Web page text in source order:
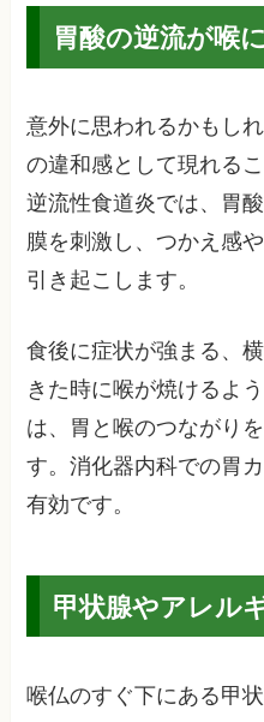
胃酸の逆流が喉
意外に思われるかもし
の違和感として現れる
逆流性食道炎では、胃
膜を刺激し、つかえ感
引き起こします。
食後に症状が強まる、
きた時に喉が焼けるよ
は、胃と喉のつながり
す。消化器内科での胃
有効です。
甲状腺やアレル
喉仏のすぐ下にある甲